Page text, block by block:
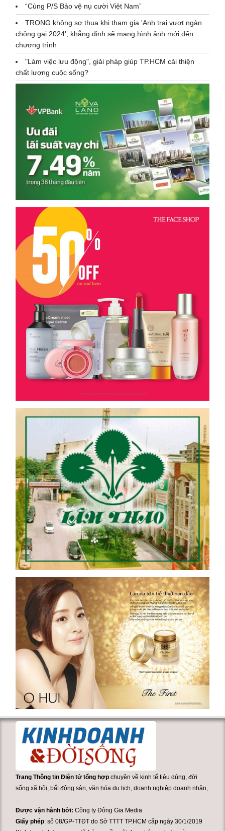
“Cùng P/S Bảo vệ nụ cười Việt Nam”
TRONG không sợ thua khi tham gia 'Anh trai vượt ngàn
chông gai 2024', khẳng định sẽ mang hình ảnh mới đến
chương trình
"Làm việc lưu động", giải pháp giúp TP.HCM cải thiện
chất lượng cuộc sống?
Trang Thông tin Điện tử tổng hợp chuyên về kinh tế tiêu dùng, đời
sống xã hội, bất động sản, văn hóa du lịch, doanh nghiệp doanh nhân,
Được vận hành bởi:Công ty Đông Gia Media
Giấy phép: số 08/GP-TTĐT do Sở TTTT TP.HCM cấp ngày 30/1/2019